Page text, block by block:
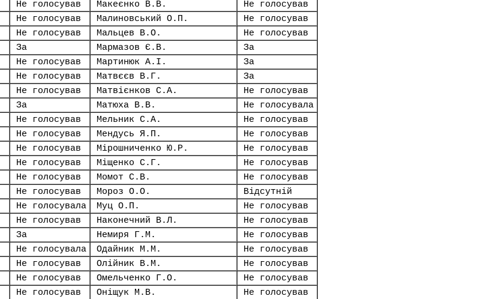
Не голосував Макеєнко В.В.
Не голосував
Не голосував Малиновський О.П.
Не голосував
Не голосував Мальцев В.О.
Не голосував
За Мармазов Є.В.
За
Не голосував Мартинюк А.І.
За
Не голосував Матвєєв В.Г.
За
Не голосував Матвієнков С.А.
Не голосував
За Матюха В.В.
Не голосувала
Не голосував Мельник С.А.
Не голосував
Не голосував Мендусь Я.П.
Не голосував
Не голосував Мірошниченко Ю.Р.
Не голосував
Не голосував Міщенко С.Г.
Не голосував
Не голосував Момот С.В.
Не голосував
Не голосував Мороз О.О.
Відсутній
Не голосувала Муц О.П.
Не голосував
Не голосував Наконечний В.Л.
Не голосував
За Немиря Г.М.
Не голосував
Не голосувала Одайник М.М.
Не голосував
Не голосував Олійник В.М.
Не голосував
Не голосував Омельченко Г.О.
Не голосував
Не голосував Оніщук М.В. Не голосував